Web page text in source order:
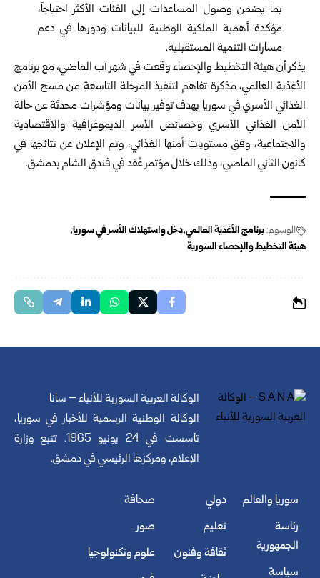
بما يضمن وصول المساعدات إلى الفئات الأكثر احتياجاً،
مؤكدة أهمية الملكية الوطنية للبيانات ودورها في دعم
مسارات التنمية المستقبلية.
يذكر أن هيئة التخطيط والإحصاء وقعت في شهر آب الماضي، مع برنامج
الأغذية العالمي، مذكرة تفاهم لتنفيذ المرحلة التاسعة من مسح الأمن
الغذائي الأسري في سوريا بهدف توفير بيانات ومؤشرات محدثة عن حالة
الأمن الغذائي الأسري وخصائص الأسر الديموغرافية والاقتصادية
والاجتماعية، وفق مستويات أمنها الغذائي، وتم الإعلان عن نتائجها في
كانون الثاني الماضي، وذلك خلال مؤتمر عُقد في فندق الشام بدمشق.
الوسوم:برنامج الأغذية العالمي دخل واستهلاك الأسر في سوريا
هيئة التخطيط والإحصاء السورية
الوكالة العربية السورية للأنباء – سانا
الوكالة الوطنية الرسمية للأخبار في سوريا،
تأسست في 24 يونيو 1965. تتبع وزارة
الإعلام، ومركزها الرئيسي في دمشق.
سوريا والعالم
رئاسة
الجمهورية
سياسة
دولي
تعليم
ثقافة وفنون
صحافة
صور
علوم وتكنولوجيا